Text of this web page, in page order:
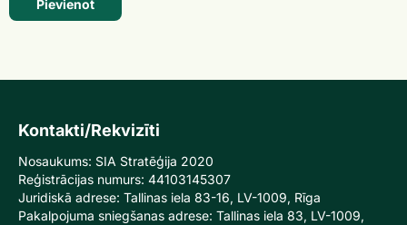
Pievienot
Kontakti/Rekvizīti
Nosaukums: SIA Stratēģija 2020
Reģistrācijas numurs: 44103145307
Juridiskā adrese: Tallinas iela 83-16, LV-1009, Rīga
Pakalpojuma sniegšanas adrese: Tallinas iela 83, LV-1009,